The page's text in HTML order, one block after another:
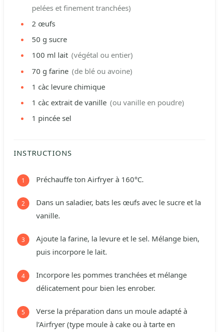
pelées et finement tranchées)
2 œufs
50 g sucre
100 ml lait (végétal ou entier)
70 g farine (de blé ou avoine)
1 càc levure chimique
1 càc extrait de vanille (ou vanille en poudre)
1 pincée sel
INSTRUCTIONS
Préchauffe ton Airfryer à 160°C.
Dans un saladier, bats les œufs avec le sucre et la
vanille.
Ajoute la farine, la levure et le sel. Mélange bien,
puis incorpore le lait.
Incorpore les pommes tranchées et mélange
délicatement pour bien les enrober.
Verse la préparation dans un moule adapté à
l’Airfryer (type moule à cake ou à tarte en